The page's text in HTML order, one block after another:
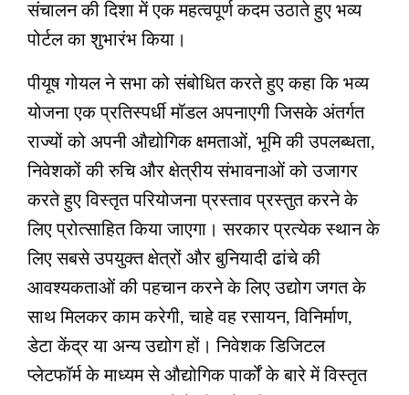
संचालन की दिशा में एक महत्वपूर्ण कदम उठाते हुए भव्य
पोर्टल का शुभारंभ किया।
पीयूष गोयल ने सभा को संबोधित करते हुए कहा कि भव्य
योजना एक प्रतिस्पर्धी मॉडल अपनाएगी जिसके अंतर्गत
राज्यों को अपनी औद्योगिक क्षमताओं, भूमि की उपलब्धता,
निवेशकों की रुचि और क्षेत्रीय संभावनाओं को उजागर
करते हुए विस्तृत परियोजना प्रस्ताव प्रस्तुत करने के
लिए प्रोत्साहित किया जाएगा। सरकार प्रत्येक स्थान के
लिए सबसे उपयुक्त क्षेत्रों और बुनियादी ढांचे की
आवश्यकताओं की पहचान करने के लिए उद्योग जगत के
साथ मिलकर काम करेगी, चाहे वह रसायन, विनिर्माण,
डेटा केंद्र या अन्य उद्योग हों। निवेशक डिजिटल
प्लेटफॉर्म के माध्यम से औद्योगिक पार्कों के बारे में विस्तृत